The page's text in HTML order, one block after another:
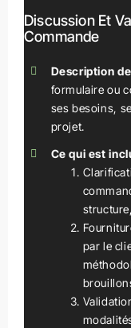
Discussion Et
Commande
Description
formulaire ou
ses besoins,
projet.
Ce qui est
par le